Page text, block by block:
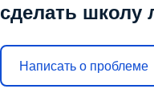
сделать школу
Написать о проблеме